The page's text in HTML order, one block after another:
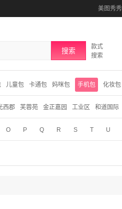
美图秀秀
搜索
款式
搜索
儿童包 卡通包 妈咪包 手机包 化妆包
西郡 芙蓉苑 金正嘉园 工业区 和道国际
O P Q R S T U